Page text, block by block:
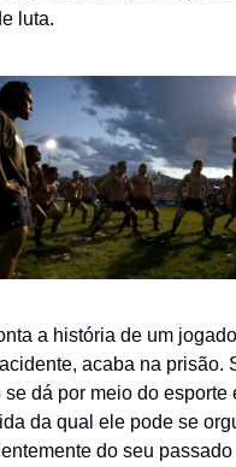
luta.
a história de um
acaba na prisão.
se dá por meio do esporte
da qual ele pode se
do seu